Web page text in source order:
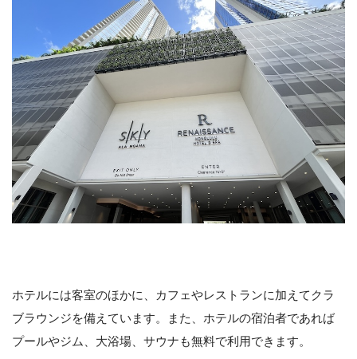
ホテルには客室のほかに、カフェやレストランに加えてクラ
ブラウンジを備えています。また、ホテルの宿泊者であれば
プールやジム、大浴場、サウナも無料で利用できます。